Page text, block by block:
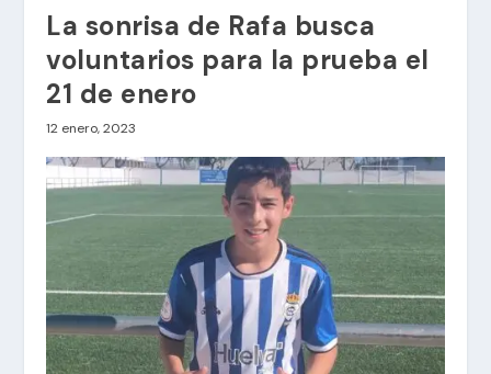
La sonrisa de Rafa busca
voluntarios para la prueba el
21 de enero
12 enero, 2023